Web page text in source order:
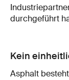
durchgeführt
Kein
Asphalt